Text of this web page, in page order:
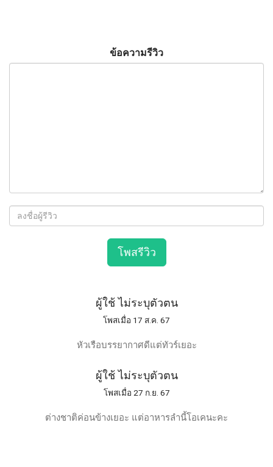
ข้อความรีวิว
โพสรีวิว
ผู้ใช้ ไม่ระบุตัวตน
โพสเมื่อ 17 ส.ค. 67
หัวเรือบรรยากาศดีแต่ทัวร์เยอะ
ผู้ใช้ ไม่ระบุตัวตน
โพสเมื่อ 27 ก.ย. 67
ต่างชาติค่อนข้างเยอะ แต่อาหารลำนี้โอเคนะคะ